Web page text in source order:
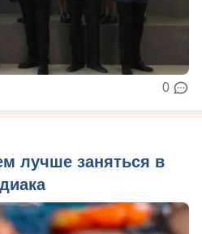
0
лучше заняться в